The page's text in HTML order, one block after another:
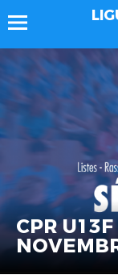
CPR U13F